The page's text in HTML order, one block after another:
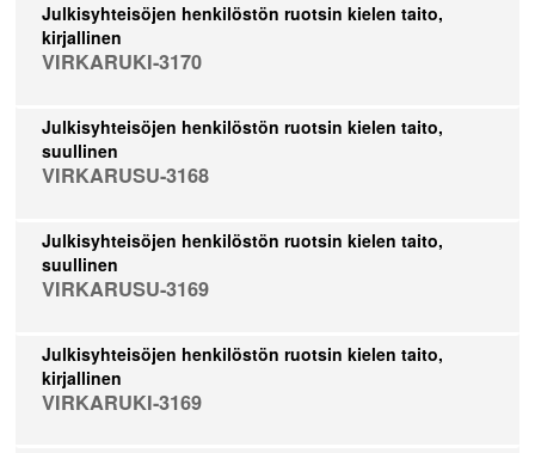
Julkisyhteisöjen henkilöstön ruotsin kielen taito,
kirjallinen
VIRKARUKI-3170
Julkisyhteisöjen henkilöstön ruotsin kielen taito,
suullinen
VIRKARUSU-3168
Julkisyhteisöjen henkilöstön ruotsin kielen taito,
suullinen
VIRKARUSU-3169
Julkisyhteisöjen henkilöstön ruotsin kielen taito,
kirjallinen
VIRKARUKI-3169